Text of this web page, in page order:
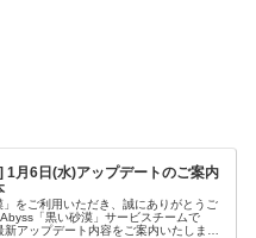
1月6日(水)アップデートのご案内
をご利用いただき、誠にありがとうご
「黒い砂漠」サービスチームで
アップデート内容をご案内いたしま